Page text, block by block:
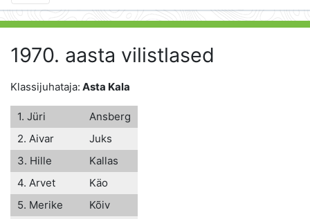
1970. aasta vilistlased
Klassijuhataja: Asta Kala
1. Jüri
Ansberg
2. Aivar
Juks
3. Hille
Kallas
4. Arvet
Käo
5. Merike
Kõiv